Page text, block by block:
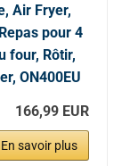
Air Fryer,
pour 4
four, Rôtir,
ON400EU
166,99 EUR
En savoir plus